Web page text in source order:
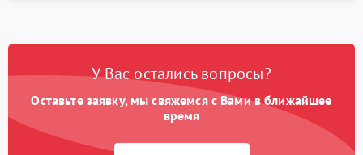
У Вас остались вопросы?
Оставьте заявку, мы свяжемся с Вами в ближайшее
время